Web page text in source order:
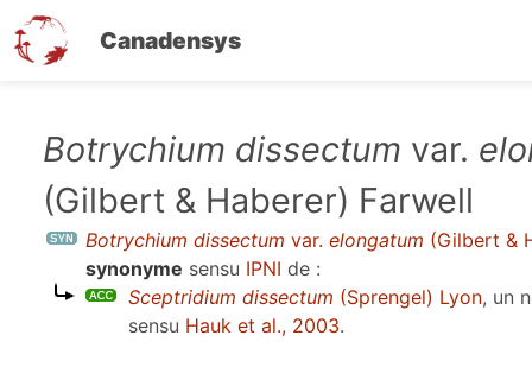
Canadensys
contenu
principal
Botrychium dissectum var.
(Gilbert & Haberer) Farwell
Botrychium dissectum var. elongatum (Gilbert &
synonyme sensu IPNI de :
Sceptridium dissectum (Sprengel) Lyon, un
sensu Hauk et al., 2003.